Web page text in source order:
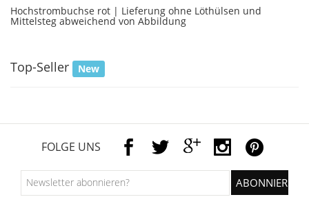
Hochstrombuchse rot | Lieferung ohne Löthülsen und
Mittelsteg abweichend von Abbildung
Top-Seller New
FOLGE UNS